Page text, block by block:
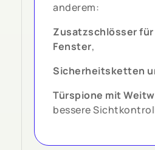
anderem:
Zusatzschlösser für
Fenster,
Sicherheitsketten
Türspione mit
bessere